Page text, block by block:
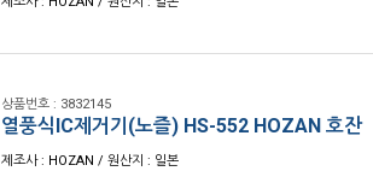
상품번호 : 3832145
열풍식IC제거기(노즐) HS-552 HOZAN 호잔
제조사 : HOZAN / 원산지 : 일본